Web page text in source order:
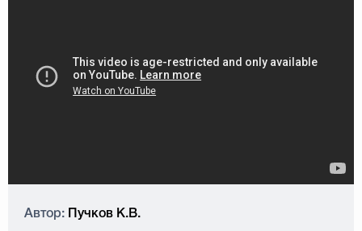
Автор: Пучков К.В.